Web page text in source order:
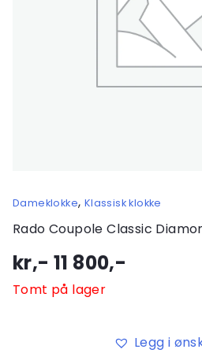
Dameklokke, Klassisk klokke
Rado Coupole Classic
kr,- 11 800,-
Tomt på lager
Legg i